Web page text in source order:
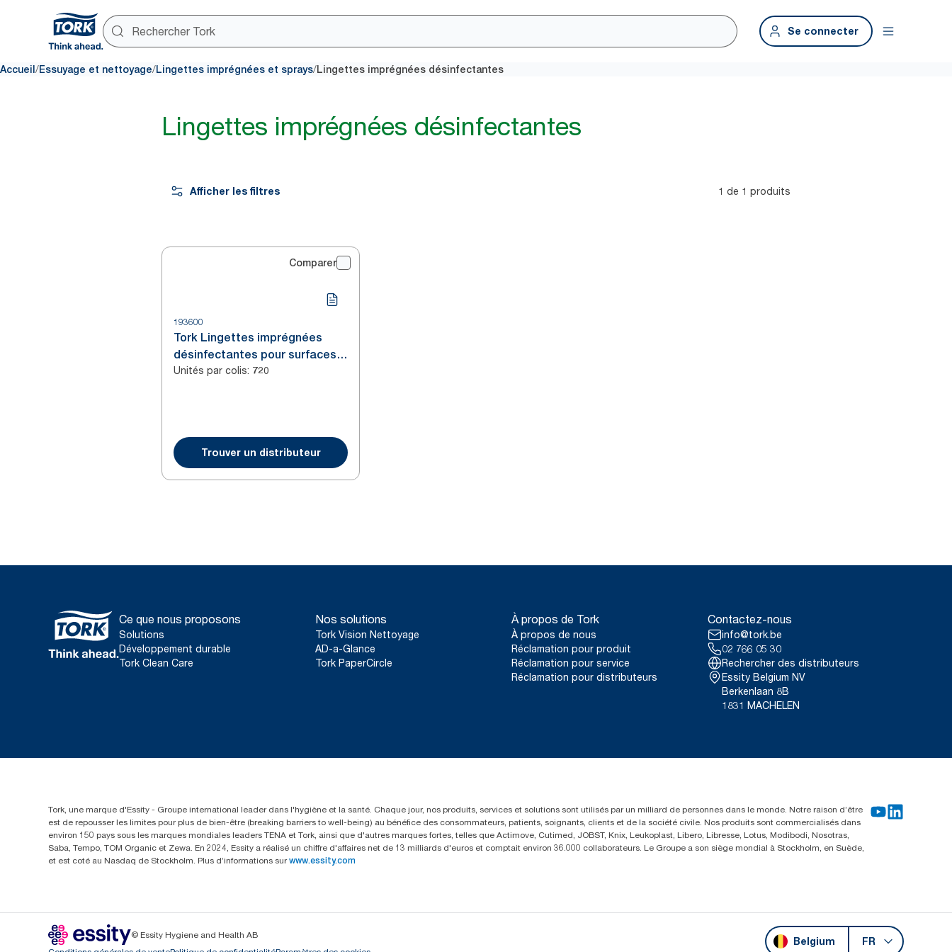
Se connecter
Accueil /Essuyage et nettoyage/Lingettes imprégnées et sprays/Lingettes imprégnées désinfectantes
Lingettes imprégnées désinfectantes
Afficher les filtres 1 de 1 produits
Comparer
193600
Tork Lingettes imprégnées
désinfectantes pour surfaces
blanches
Unités par colis: 720
Trouver un distributeur
Ce que nous proposons
Solutions
Développement durable
Tork Clean Care
Nos solutions
Tork Vision Nettoyage
AD-a-Glance
Tork PaperCircle
À propos de Tork
À propos de nous
Réclamation pour produit
Réclamation pour service
Réclamation pour distributeurs
Contactez-nous
info@tork.be
02 766 05 30
Rechercher des distributeurs
Essity Belgium NV
Berkenlaan 8B
1831 MACHELEN
Tork, une marque d'Essity - Groupe international leader dans l'hygiène et la santé. Chaque jour, nos produits, services et solutions sont utilisés par un milliard de personnes dans le monde. Notre raison d’être
est de repousser les limites pour plus de bien-être (breaking barriers to well-being) au bénéfice des consommateurs, patients, soignants, clients et de la société civile. Nos produits sont commercialisés dans
environ 150 pays sous les marques mondiales leaders TENA et Tork, ainsi que d'autres marques fortes, telles que Actimove, Cutimed, JOBST, Knix, Leukoplast, Libero, Libresse, Lotus, Modibodi, Nosotras,
Saba, Tempo, TOM Organic et Zewa. En 2024, Essity a réalisé un chiffre d'affaires net de 13 milliards d'euros et comptait environ 36.000 collaborateurs. Le Groupe a son siège mondial à Stockholm, en Suède,
et est coté au Nasdaq de Stockholm. Plus d’informations sur www.essity.com
© Essity Hygiene and Health AB
Belgium FR